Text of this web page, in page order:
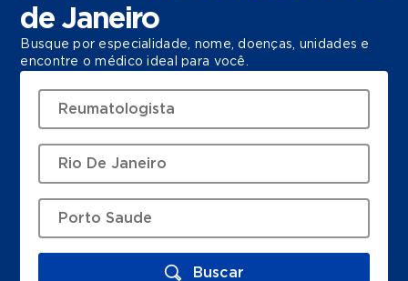
de Janeiro
Busque por especialidade, nome, doenças, unidades e
encontre o médico ideal para você.
Buscar